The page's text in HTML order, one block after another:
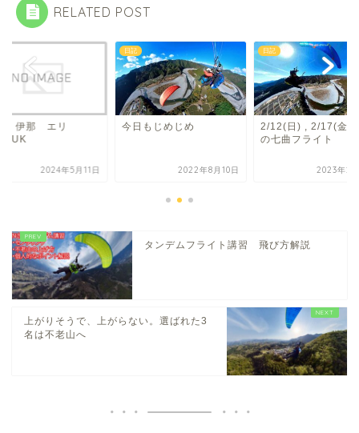
RELATED POST
伊那 エリ
2024年5月11日
日記
今日もじめじめ
2022年8月10日
日記
2/12(日) , 2/17(金)
の七曲フライト
2023年2
タンデムフライト講習 飛び方解説
上がりそうで、上がらない。選ばれた3
名は不老山へ